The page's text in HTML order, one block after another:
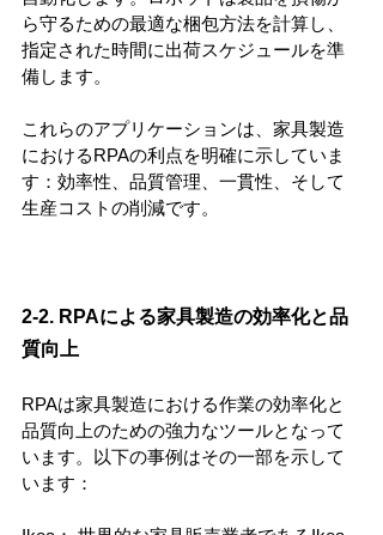
ら守るための最適な梱包方法を計算し、
指定された時間に出荷スケジュールを準
備します。
これらのアプリケーションは、家具製造
におけるRPAの利点を明確に示していま
す：効率性、品質管理、一貫性、そして
生産コストの削減です。
2-2. RPAによる家具製造の効率化と品
質向上
RPAは家具製造における作業の効率化と
品質向上のための強力なツールとなって
います。以下の事例はその一部を示して
います：